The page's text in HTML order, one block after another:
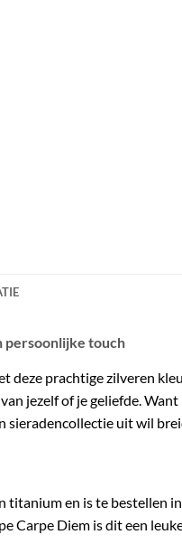
persoonlijke touch
deze prachtige zilveren
jezelf of je geliefde.
sieradencollectie uit wil
titanium en is te bestellen
Carpe Diem is dit een